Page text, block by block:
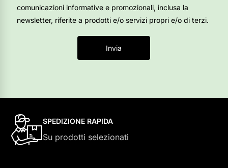
comunicazioni informative e promozionali, inclusa la
newsletter, riferite a prodotti e/o servizi propri e/o di terzi.
Invia
SPEDIZIONE RAPIDA
Su prodotti selezionati